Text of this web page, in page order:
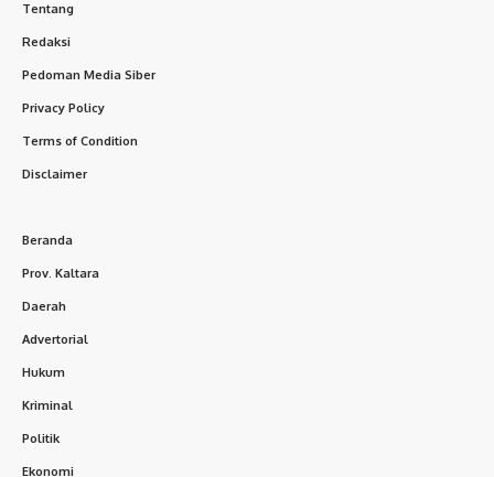
Tentang
Redaksi
Pedoman Media Siber
Privacy Policy
Terms of Condition
Disclaimer
Beranda
Prov. Kaltara
Daerah
Advertorial
Hukum
Kriminal
Politik
Ekonomi